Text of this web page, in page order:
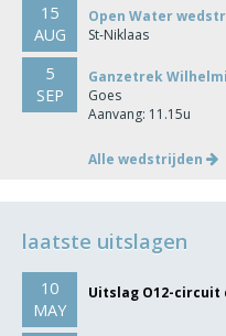
15
AUG
Open Water
St-Niklaas
5
SEP
Ganzetrek
Goes
Aanvang: 11.15u
Alle wedstrijden
laatste uitslagen
10
MAY
Uitslag O12-circuit